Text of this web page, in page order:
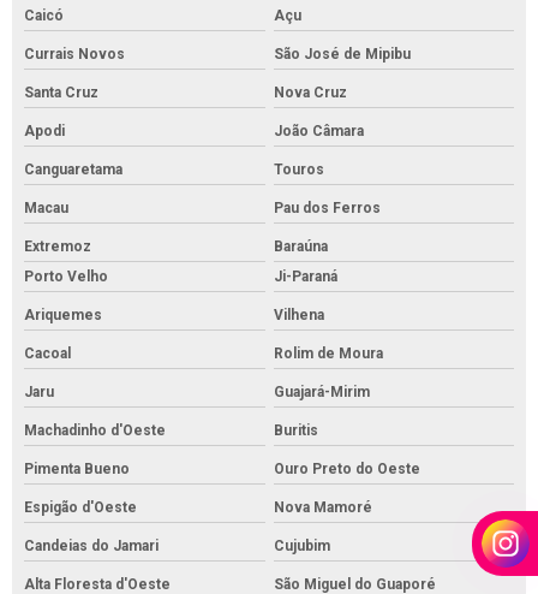
Caicó Açu
Currais Novos São José de Mipibu
Santa Cruz Nova Cruz
Apodi João Câmara
Canguaretama Touros
Macau Pau dos Ferros
Extremoz
Baraúna
Porto Velho
Ji-Paraná
Ariquemes Vilhena
Cacoal Rolim de Moura
Jaru Guajará-Mirim
Machadinho d'Oeste Buritis
Pimenta Bueno Ouro Preto do Oeste
Espigão d'Oeste Nova Mamoré
Candeias do Jamari Cujubim
Alta Floresta d'Oeste São Miguel do Guaporé